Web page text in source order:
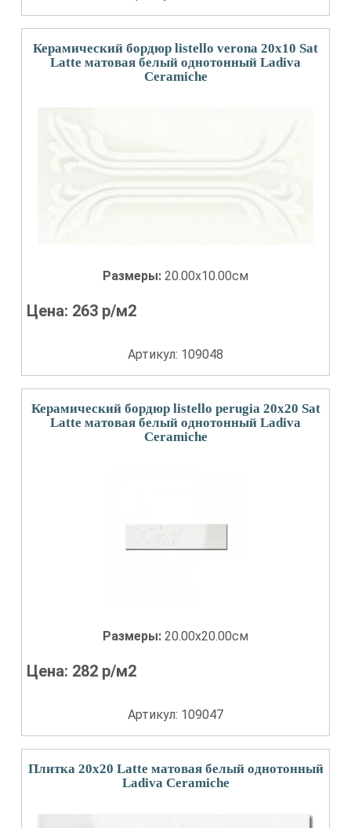
Керамический бордюр listello verona 20x10 Sat
Latte матовая белый однотонный Ladiva
Сeramiche
Размеры: 20.00x10.00см
Цена: 263 р/м2
Артикул: 109048
Керамический бордюр listello perugia 20x20 Sat
Latte матовая белый однотонный Ladiva
Сeramiche
Размеры: 20.00x20.00см
Цена: 282 р/м2
Артикул: 109047
Плитка 20x20 Latte матовая белый однотонный
Ladiva Сeramiche